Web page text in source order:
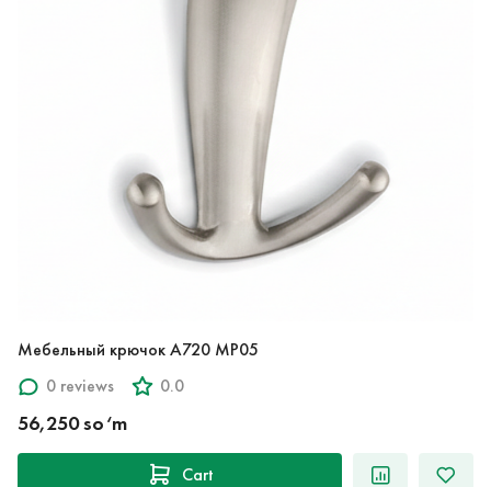
Мебельный крючок A720 MP05
0 reviews
0.0
56,250 so‘m
Cart